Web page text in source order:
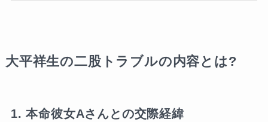
大平祥生の二股トラブルの内容とは?
1. 本命彼女Aさんとの交際経緯